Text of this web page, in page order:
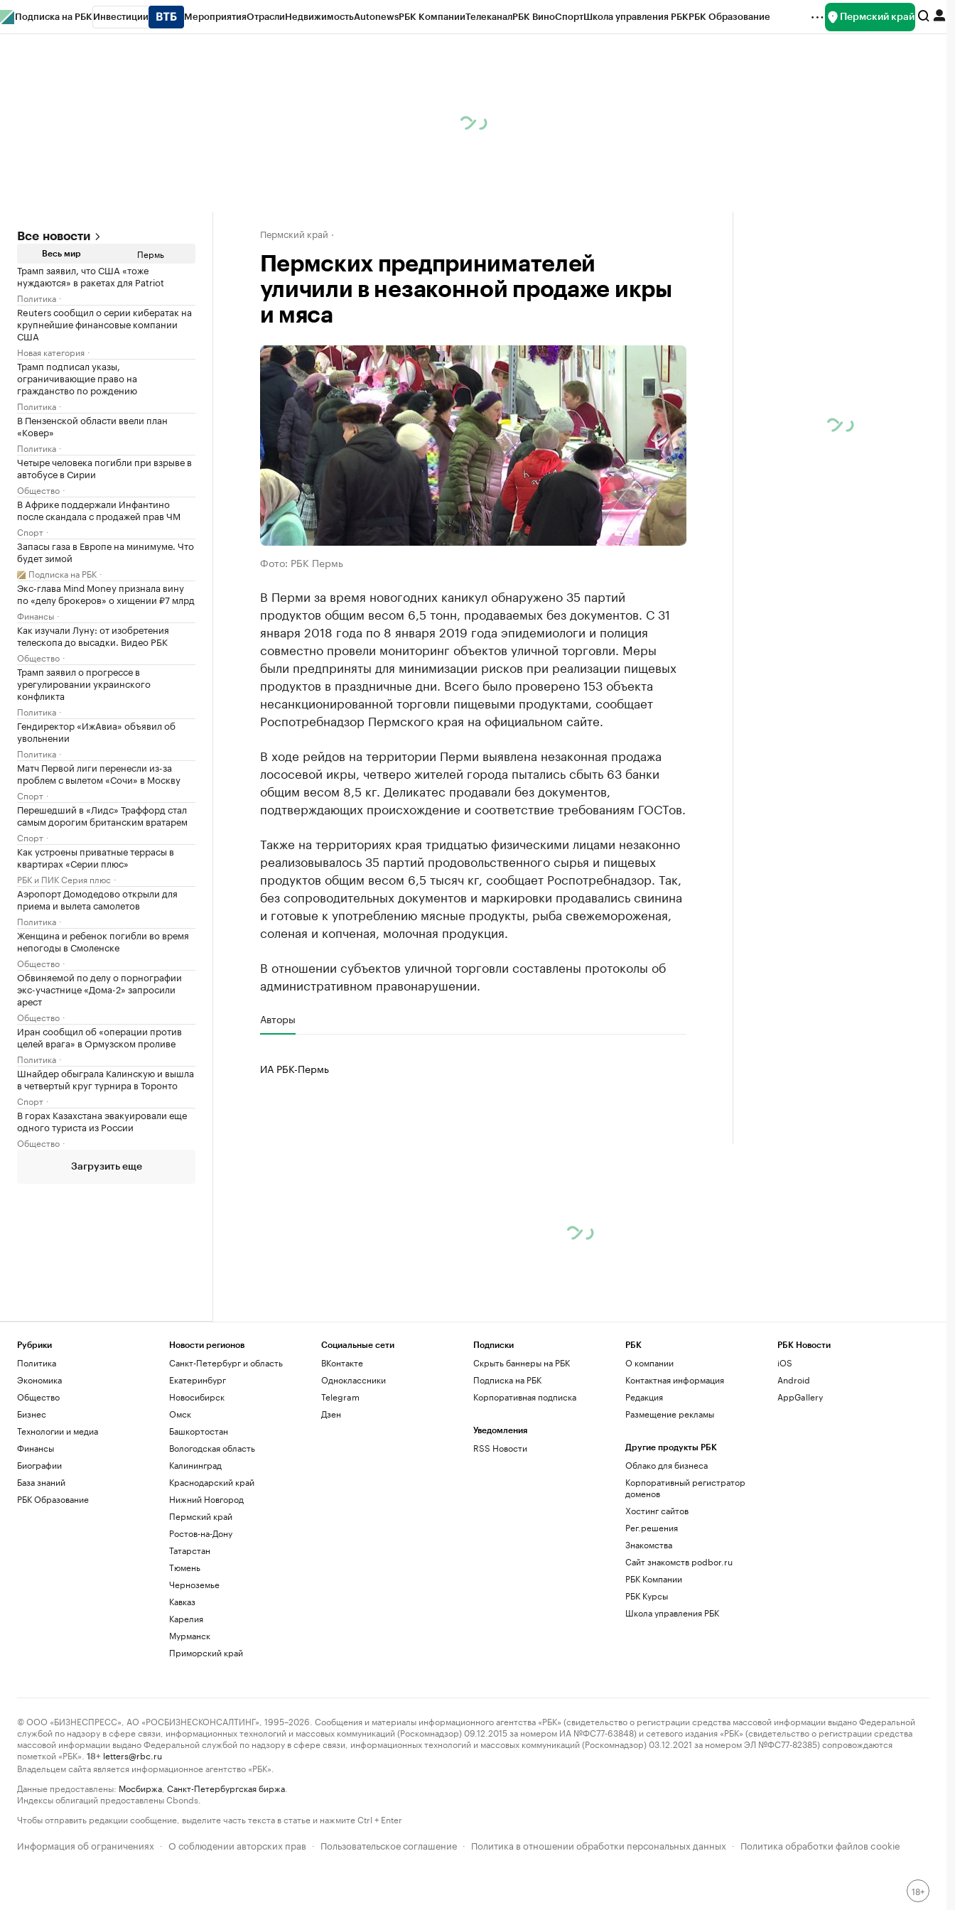
Подписка на РБК Инвестиции МероприятияОтраслиНедвижимостьAutonewsРБК КомпанииТелеканалРБК ВиноСпортШкола управления РБКРБК Образование Пермский край
Все новости
Весь мир Пермь
Трамп заявил, что США «тоже
нуждаются» в ракетах для Patriot
Политика
Reuters сообщил о серии кибератак на
крупнейшие финансовые компании
США
Новая категория
Трамп подписал указы,
ограничивающие право на
гражданство по рождению
Политика
В Пензенской области ввели план
«Ковер»
Политика
Четыре человека погибли при взрыве в
автобусе в Сирии
Общество
В Африке поддержали Инфантино
после скандала с продажей прав ЧМ
Спорт
Запасы газа в Европе на минимуме. Что
будет зимой
Подписка на РБК
Экс-глава Mind Money признала вину
по «делу брокеров» о хищении ₽7 млрд
Финансы
Как изучали Луну: от изобретения
телескопа до высадки. Видео РБК
Общество
Трамп заявил о прогрессе в
урегулировании украинского
конфликта
Политика
Гендиректор «ИжАвиа» объявил об
увольнении
Политика
Матч Первой лиги перенесли из-за
проблем с вылетом «Сочи» в Москву
Спорт
Перешедший в «Лидс» Траффорд стал
самым дорогим британским вратарем
Спорт
Как устроены приватные террасы в
квартирах «Серии плюс»
РБК и ПИК Серия плюс
Аэропорт Домодедово открыли для
приема и вылета самолетов
Политика
Женщина и ребенок погибли во время
непогоды в Смоленске
Общество
Обвиняемой по делу о порнографии
экс-участнице «Дома-2» запросили
арест
Общество
Иран сообщил об «операции против
целей врага» в Ормузском проливе
Политика
Шнайдер обыграла Калинскую и вышла
в четвертый круг турнира в Торонто
Спорт
В горах Казахстана эвакуировали еще
одного туриста из России
Общество
Загрузить еще
Пермский край
Пермских предпринимателей
уличили в незаконной продаже икры
и мяса
Фото: РБК Пермь
В Перми за время новогодних каникул обнаружено 35 партий
продуктов общим весом 6,5 тонн, продаваемых без документов. С 31
января 2018 года по 8 января 2019 года эпидемиологи и полиция
совместно провели мониторинг объектов уличной торговли. Меры
были предприняты для минимизации рисков при реализации пищевых
продуктов в праздничные дни. Всего было проверено 153 объекта
несанкционированной торговли пищевыми продуктами, сообщает
Роспотребнадзор Пермского края на официальном сайте.
В ходе рейдов на территории Перми выявлена незаконная продажа
лососевой икры, четверо жителей города пытались сбыть 63 банки
общим весом 8,5 кг. Деликатес продавали без документов,
подтверждающих происхождение и соответствие требованиям ГОСТов.
Также на территориях края тридцатью физическими лицами незаконно
реализовывалось 35 партий продовольственного сырья и пищевых
продуктов общим весом 6,5 тысяч кг, сообщает Роспотребнадзор. Так,
без сопроводительных документов и маркировки продавались свинина
и готовые к употреблению мясные продукты, рыба свежемороженая,
соленая и копченая, молочная продукция.
В отношении субъектов уличной торговли составлены протоколы об
административном правонарушении.
Авторы
ИА РБК-Пермь
Рубрики
Политика
Экономика
Общество
Бизнес
Технологии и медиа
Финансы
Биографии
База знаний
РБК Образование
Новости регионов
Санкт-Петербург и область
Екатеринбург
Новосибирск
Омск
Башкортостан
Вологодская область
Калининград
Краснодарский край
Нижний Новгород
Пермский край
Ростов-на-Дону
Татарстан
Тюмень
Черноземье
Кавказ
Карелия
Мурманск
Приморский край
Социальные сети
ВКонтакте
Одноклассники
Telegram
Дзен
Подписки
Скрыть баннеры на РБК
Подписка на РБК
Корпоративная подписка
Уведомления
RSS Новости
РБК
О компании
Контактная информация
Редакция
Размещение рекламы
Другие продукты РБК
Облако для бизнеса
Корпоративный регистратор
доменов
Хостинг сайтов
Рег.решения
Знакомства
Сайт знакомств podbor.ru
РБК Компании
РБК Курсы
Школа управления РБК
РБК Новости
iOS
Android
AppGallery
© ООО «БИЗНЕСПРЕСС», АО «РОСБИЗНЕСКОНСАЛТИНГ», 1995–2026. Сообщения и материалы информационного агентства «РБК» (свидетельство о регистрации средства массовой информации выдано Федеральной
службой по надзору в сфере связи, информационных технологий и массовых коммуникаций (Роскомнадзор) 09.12.2015 за номером ИА №ФС77-63848) и сетевого издания «РБК» (свидетельство о регистрации средства
массовой информации выдано Федеральной службой по надзору в сфере связи, информационных технологий и массовых коммуникаций (Роскомнадзор) 03.12.2021 за номером ЭЛ №ФС77-82385) сопровождаются
пометкой «РБК».
18+ letters@rbc.ru
Владельцем сайта является информационное агентство «РБК».
Данные предоставлены: Мосбиржа Санкт-Петербургская биржа
Индексы облигаций предоставлены Cbonds.
Чтобы отправить редакции сообщение, выделите часть текста в статье и нажмите Ctrl + Enter
Информация об ограничениях · О соблюдении авторских прав · Пользовательское соглашение · Политика в отношении обработки персональных данных · Политика обработки файлов cookie
18+